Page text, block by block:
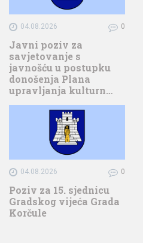
04.08.2026 0
Javni poziv za
savjetovanje s
javnošću u postupku
donošenja Plana
upravljanja kulturn…
04.08.2026 0
Poziv za 15. sjednicu
Gradskog vijeća Grada
Korčule